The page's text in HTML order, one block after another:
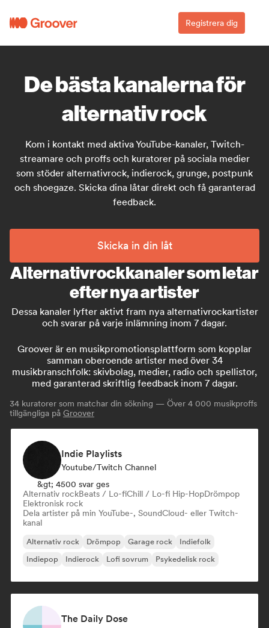
Registrera dig
De bästa kanalerna för
alternativ rock
Kom i kontakt med aktiva YouTube-kanaler, Twitch-
streamare och proffs och kuratorer på sociala medier
som stöder alternativrock, indierock, grunge, postpunk
och shoegaze. Skicka dina låtar direkt och få garanterad
feedback.
Skicka in din låt
Alternativrockkanaler som letar
efter nya artister
Dessa kanaler lyfter aktivt fram nya alternativrockartister
och svarar på varje inlämning inom 7 dagar.
Groover är en musikpromotionsplattform som kopplar
samman oberoende artister med över 34
musikbranschfolk: skivbolag, medier, radio och spellistor,
med garanterad skriftlig feedback inom 7 dagar.
34 kuratorer som matchar din sökning — Över 4 000 musikproffs
tillgängliga på Groover
Indie Playlists
Youtube/Twitch Channel
&gt; 4500 svar ges
Alternativ rockBeats / Lo-fiChill / Lo-fi Hip-HopDrömpop
Elektronisk rock
Dela artister på min YouTube-, SoundCloud- eller Twitch-
kanal
Alternativ rock Drömpop Garage rock
Indiefolk
Indiepop
Indierock Lofi sovrum Psykedelisk rock
The Daily Dose